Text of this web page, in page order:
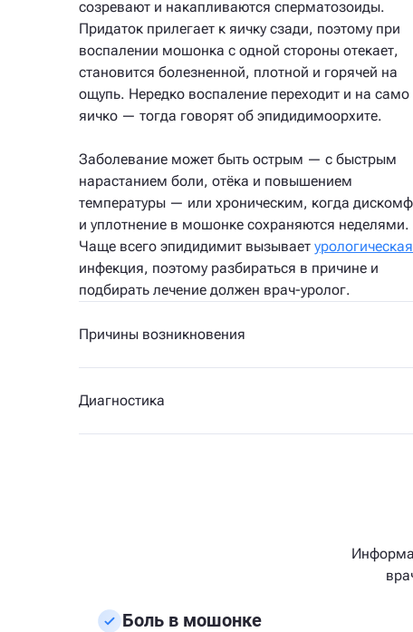
созревают и накапливаются сперматозоиды.
Придаток прилегает к яичку сзади, поэтому при
воспалении мошонка с одной стороны отекает,
становится болезненной, плотной и горячей на
ощупь. Нередко воспаление переходит и на само
яичко — тогда говорят об эпидидимоорхите.
Заболевание может быть острым — с быстрым
нарастанием боли, отёка и повышением
температуры — или хроническим, когда
и уплотнение в мошонке сохраняются неделями.
Чаще всего эпидидимит вызывает урологическая
инфекция, поэтому разбираться в причине и
подбирать лечение должен врач-уролог.
Причины возникновения
Диагностика
Боль в мошонке